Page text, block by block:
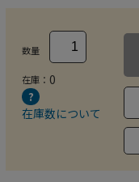
数量
在庫： 0
在庫数について